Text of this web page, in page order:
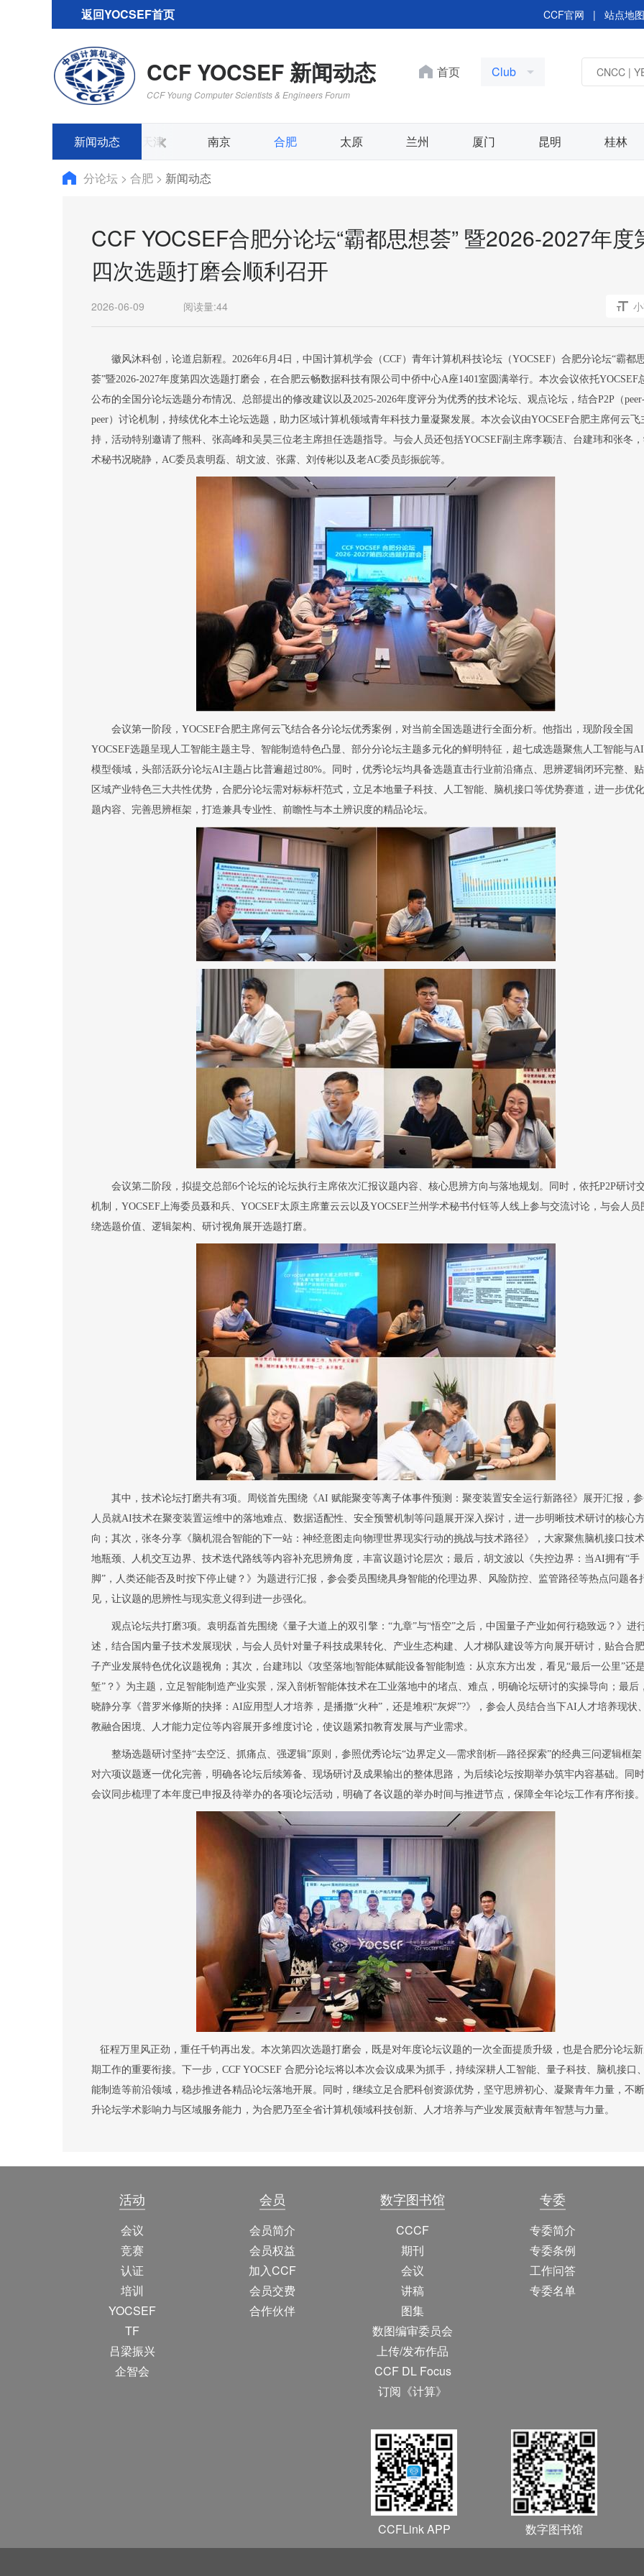
返回YOCSEF首页 CCF官网 | 站点地图
CCF YOCSEF 新闻动态
CCF Young Computer Scientists & Engineers Forum
首页 Club
新闻动态
深圳 天津 南京 合肥 太原 兰州 厦门 昆明 桂林
分论坛 > 合肥 > 新闻动态
CCF YOCSEF合肥分论坛“霸都思想荟” 暨2026-2027年度
四次选题打磨会顺利召开
2026-06-09 阅读量:44
徽风沐科创，论道启新程。 2026年6月 4 日，中国计算机学会（CCF）青年计算机科技论坛（YOCSEF）合肥分论坛“霸都
荟”暨2026-2027年度第四次选题打磨会，在合肥云畅数据科技有限公司中侨中心A座1401室圆满举行。 本次会议依托YOCSEF
公布的全国分论坛选题分布情况、总部提出的修改建议以及2025-2026年度评分为优秀的技术论坛、观点论坛，结合P2P （
peer） 讨论机制，持续优化本土论坛选题，助力区域计算机领域青年科技力量凝聚发展。本次会议由YOCSEF合肥主席何云飞
持，活动特别邀请了熊科、张高峰和吴昊三位老主席担任选题指导。与会人员还包括YOCSEF副主席李颖洁、台建玮和张冬
术秘书况晓静， AC委员袁明磊、胡文波、张露、刘传彬以及老AC委员彭振皖等。
会议第一阶段 ， YOCSEF合肥主席何云飞结合各分论坛优秀案例，对当前全国选题进行全面分析。他指出，现阶段全国
YOCSEF选题呈现人工智能主题主导、智能制造特色凸显、部分分论坛主题多元化的鲜明特征，超七成选题聚焦人工智能与AI
模型领域，头部活跃分论坛AI主题占比普遍超过80%。同时，优秀论坛均具备选题直击行业前沿痛点、思辨逻辑闭环完整、
区域产业特色三大共性优势，合肥分论坛需对标标杆范式，立足本地量子科技、人工智能、脑机接口等优势赛道，进一步优
题内容、完善思辨框架，打造兼具专业性、前瞻性与本土辨识度的精品论坛。
会议第二阶段 ， 拟提交总部6个论坛的论坛执行主席依次汇报议题内容、核心思辨方向与落地规划。 同时， 依托P2P研讨
机制， YOCSEF上海委员聂和兵、 YOCSEF太原主席董云云以及YOCSEF兰州 学术秘书付钰等人线上参与交流讨论 ，与会人员
绕选题价值、逻辑架构、研讨视角展开选题打磨。
其中， 技术论坛打磨共有3项。周锐首先围绕《AI 赋能聚变等离子体事件预测：聚变装置安全运行新路径》展开汇报，
人员就AI技术在聚变装置运维中的落地难点、数据适配性、安全预警机制等问题展开深入探讨，进一步明晰技术研讨的核心
向； 其次， 张冬分享《脑机混合智能的下一站：神经意图走向物理世界现实行动的挑战与技术路径》，大家聚焦脑机接口技
地瓶颈、人机交互边界、技术迭代路线等内容补充思辨角度，丰富议题讨论层次； 最后， 胡文波以《失控边界：当AI拥有“手
脚” ，人类还能否及时按下停止键？》为题进行汇报，参会委员围绕具身智能的伦理边界、风险防控、监管路径等热点问题各
见，让议题的思辨性与现实意义得到进一步强化。
观点论坛共打磨3项。袁明磊首先围绕《量子大道上的双引擎： “九章”与“悟空”之后，中国量子产业如何行稳致远？》进
述，结合国内量子技术发展现状，与会人员针对量子科技成果转化、产业生态构建、人才梯队建设等方向展开研讨，贴合合
子产业发展特色优化议题视角； 其次， 台建玮以《攻坚落地 智能体赋能设备智能制造：从京东方出发，看见“最后一公里”还
堑” ？》为主题，立足智能制造产业实景，深入剖析智能体技术在工业落地中的堵点、难点，明确论坛研讨的实操导向； 最后
晓静分享《普罗米修斯的抉择： AI应用型人才培养，是播撒“火种” ，还是堆积“灰烬”?》，参会人员结合当下AI 人才培养现状
教融合困境、人才能力定位等内容展开多维度讨论， 使议题紧扣教育发展与产业需求。
整场选题研讨坚持“去空泛、抓痛点、强逻辑”原则，参照优秀论坛“边界定义—需求剖析—路径探索”的经典三问逻辑框架
对六项议题逐一优化完善，明确各论坛后续筹备、现场研讨及成果输出的整体思路，为后续论坛按期举办筑牢内容基础。同
会议同步梳理了本年度已申报及待举办的各项论坛活动，明确了各议题的举办时间与推进节点，保障全年论坛工作有序衔接。
征程万里风正劲，重任千钧再出发。本次第四次选题打磨会，既是对年度论坛议题的一次全面提质升级，也是合肥分论坛
期工作的重要衔接。下一步， CCF YOCSEF 合肥分论坛将以本次会议成果为抓手，持续深耕人工智能、量子科技、脑机接口
能制造等前沿领域，稳步推进各精品论坛落地开展。同时，继续立足合肥科创资源优势，坚守思辨初心、凝聚青年力量，不
升论坛学术影响力与区域服务能力，为合肥乃至全省计算机领域科技创新、人才培养与产业发展贡献青年智慧与力量。
聚光江淮·合创未来 | CCF
2026-07-23
2026年7月11日下午，CCF
活动
会议
竞赛
认证
培训
YOCSEF
TF
吕梁振兴
企智会
会员
会员简介
会员权益
加入CCF
会员交费
合作伙伴
数字图书馆
CCCF
期刊
会议
讲稿
图集
数图编审委员会
上传/发布作品
CCF DL Focus
订阅《计算》
专委
专委简介
专委条例
工作问答
专委名单
CCFLink APP 数字图书馆